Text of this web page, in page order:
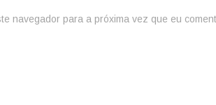
navegador para a próxima vez que eu